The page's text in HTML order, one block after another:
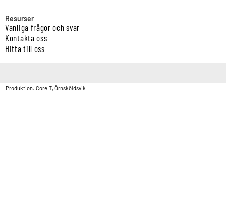
Resurser
Vanliga frågor och svar
Kontakta oss
Hitta till oss
Produktion: CoreIT, Örnsköldsvik